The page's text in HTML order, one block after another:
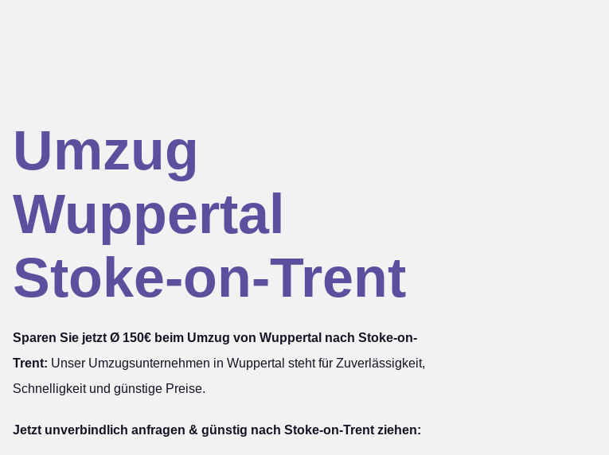
Umzug
Wuppertal
Stoke-on-Trent
Sparen Sie jetzt Ø 150€ beim Umzug von Wuppertal nach Stoke-on-
Trent: Unser Umzugsunternehmen in Wuppertal steht für Zuverlässigkeit,
Schnelligkeit und günstige Preise.
Jetzt unverbindlich anfragen & günstig nach Stoke-on-Trent ziehen: